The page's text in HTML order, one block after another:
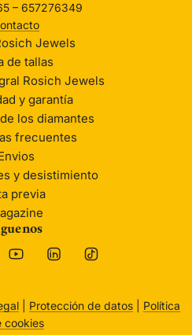
– 657276349
Jewels
de tallas
Rosich Jewels
y garantía
los diamantes
frecuentes
y desistimiento
previa
Protección de datos
Política
cookies